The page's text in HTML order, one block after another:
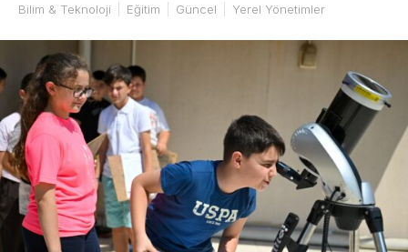
Bilim & Teknoloji Eğitim Güncel Yerel Yönetimler